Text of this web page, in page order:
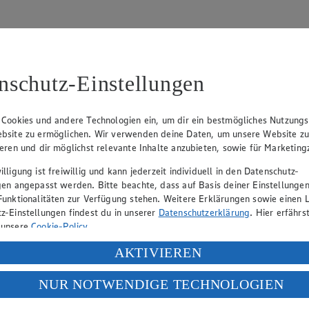
Fickert (Vorstandsmitglied), Jürgen Mäder
gewährt Ihnen jedoch das Recht, den auf dieser Website
und Vervielfältigung von Bildmaterial oder Grafiken aus
verantwortlich. Firma und Anschriften unserer
hin, dass wir nicht an einem Streitbeilegungsverfahren vor einer
Einstellungen
und andere Technologien ein, um dir ein bestmögliches
zu ermöglichen. Wir verwenden deine Daten, um unsere Website zu
und dir möglichst relevante Inhalte anzubieten, sowie für
ist freiwillig und kann jederzeit individuell in den Datenschutz-
angepasst werden. Bitte beachte, dass auf Basis deiner
zur Verfügung stehen. Weitere Erklärungen sowie einen
Einstellungen findest du in unserer Datenschutzerklärung. Hier
Cookie-Policy.
deiner personenbezogenen Daten in den USA durch Facebook und
„Aktivieren“ klickst, willigst du im Sinne des Art. 49 Abs. 1 Satz 1 lit.
Daten in den USA verarbeitet werden. Der EuGH sieht die USA als
europäischen Standards nicht angemessenen Datenschutzniveau an. Es
AKTIVIEREN
NUR NOTWENDIGE TECHNOLOGIEN